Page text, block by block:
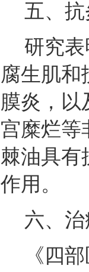
五、
研究
腐生肌和
膜炎，以
宫糜烂等
棘油具有
作用。
六、
《四